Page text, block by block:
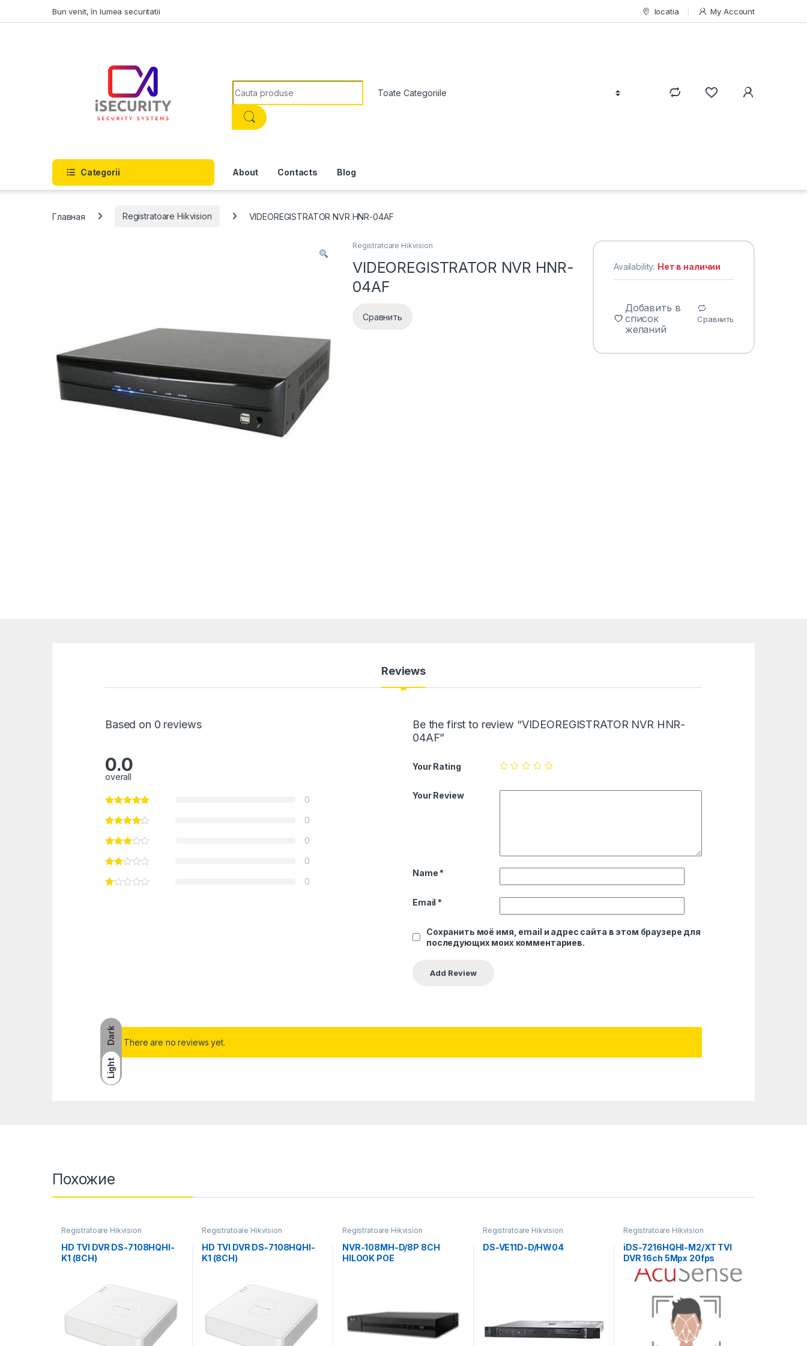
Dark
Light
Bun venit, în lumea securitatii locatia My Account
Search for:
Categorii About Contacts Blog
Главная Registratoare Hikvision VIDEOREGISTRATOR NVR HNR-04AF
Registratoare Hikvision
VIDEOREGISTRATOR NVR HNR-
04AF
Сравнить
Availability: Нет в наличии
Добавить в
список
желаний
Сравнить
Reviews
Based on 0 reviews
0.0
overall
0
0
0
0
0
Be the first to review “VIDEOREGISTRATOR NVR HNR-
04AF”
Your Rating
Your Review
Name *
Email *
Сохранить моё имя, email и адрес сайта в этом браузере для
последующих моих комментариев.
There are no reviews yet.
Похожие
Registratoare Hikvision
HD TVI DVR DS-7108HQHI-
K1 (8CH)
Registratoare Hikvision
HD TVI DVR DS-7108HQHI-
K1 (8CH)
Registratoare Hikvision
NVR-108MH-D/8P 8CH
HILOOK POE
Registratoare Hikvision
DS-VE11D-D/HW04
Registratoare Hikvision
iDS-7216HQHI-M2/XT TVI
DVR 16ch 5Mpx 20fps